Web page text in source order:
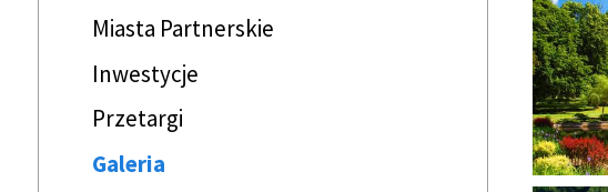
Miasta Partnerskie
Inwestycje
Przetargi
Galeria